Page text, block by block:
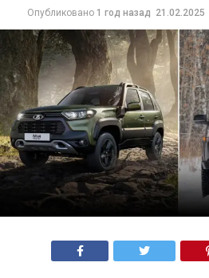
Опубликовано 1 год назад 21.02.2025